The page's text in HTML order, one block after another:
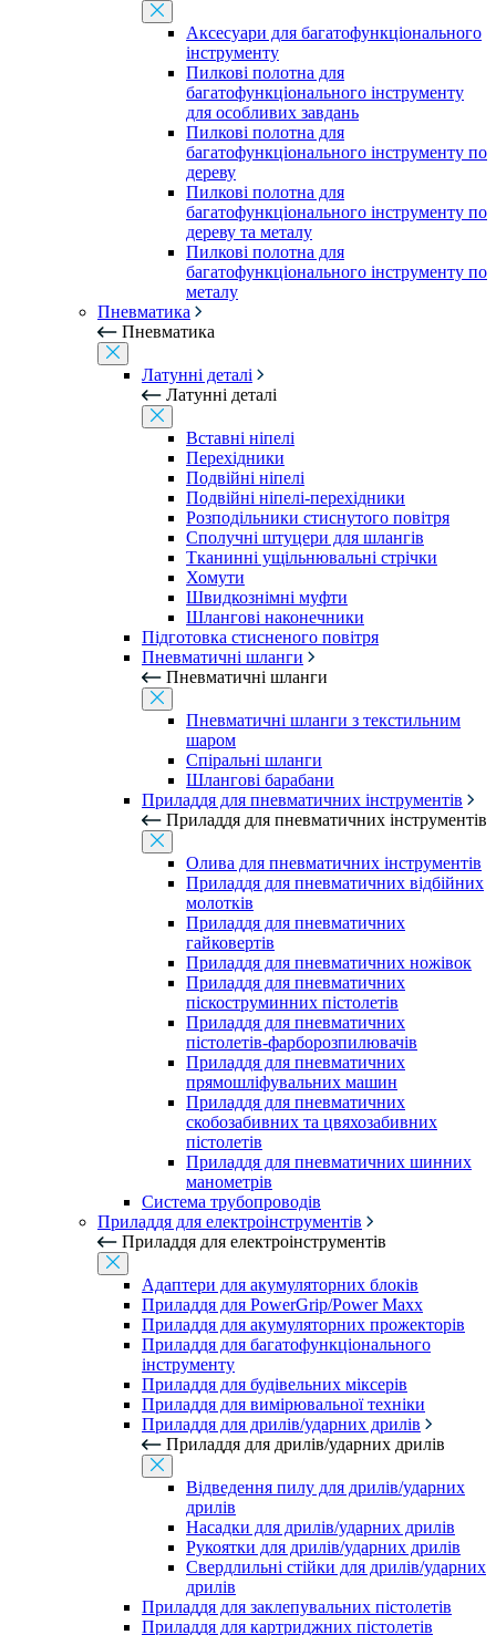
Аксесуари для багатофункціонального
інструменту
Пилкові полотна для
багатофункціонального інструменту
для особливих завдань
Пилкові полотна для
багатофункціонального інструменту по
дереву
Пилкові полотна для
багатофункціонального інструменту по
дереву та металу
Пилкові полотна для
багатофункціонального інструменту по
металу
Пневматика
Пневматика
Латунні деталі
Латунні деталі
Вставні ніпелі
Перехідники
Подвійні ніпелі
Подвійні ніпелі-перехідники
Розподільники стиснутого повітря
Сполучні штуцери для шлангів
Тканинні ущільнювальні стрічки
Хомути
Швидкознімні муфти
Шлангові наконечники
Підготовка стисненого повітря
Пневматичні шланги
Пневматичні шланги
Пневматичні шланги з текстильним
шаром
Спіральні шланги
Шлангові барабани
Приладдя для пневматичних інструментів
Приладдя для пневматичних інструментів
Олива для пневматичних інструментів
Приладдя для пневматичних відбійних
молотків
Приладдя для пневматичних
гайковертів
Приладдя для пневматичних ножівок
Приладдя для пневматичних
піскоструминних пістолетів
Приладдя для пневматичних
пістолетів-фарборозпилювачів
Приладдя для пневматичних
прямошліфувальних машин
Приладдя для пневматичних
скобозабивних та цвяхозабивних
пістолетів
Приладдя для пневматичних шинних
манометрів
Система трубопроводів
Приладдя для електроінструментів
Приладдя для електроінструментів
Адаптери для акумуляторних блоків
Приладдя для PowerGrip/Power Maxx
Приладдя для акумуляторних прожекторів
Приладдя для багатофункціонального
інструменту
Приладдя для будівельних міксерів
Приладдя для вимірювальної техніки
Приладдя для дрилів/ударних дрилів
Приладдя для дрилів/ударних дрилів
Відведення пилу для дрилів/ударних
дрилів
Насадки для дрилів/ударних дрилів
Рукоятки для дрилів/ударних дрилів
Свердлильні стійки для дрилів/ударних
дрилів
Приладдя для заклепувальних пістолетів
Приладдя для картриджних пістолетів